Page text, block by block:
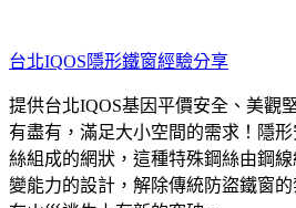
至
主
要
內
容
台北IQOS隱形鐵窗經驗分享
提供台北IQOS基因平價安全、美觀
有盡有，滿足大小空間的需求！隱
絲組成的網狀，這種特殊鋼絲由鋼
變能力的設計，解除傳統防盜鐵窗